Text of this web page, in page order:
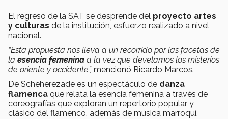
El regreso de la SAT se desprende del proyecto artes
y culturas de la institución, esfuerzo realizado a nivel
nacional.
“Esta propuesta nos lleva a un recorrido por las facetas de
la esencia femenina a la vez que develamos los misterios
de oriente y occidente”, mencionó Ricardo Marcos.
De Scheherezade es un espectáculo de danza
flamenca que relata la esencia femenina a través de
coreografías que exploran un repertorio popular y
clásico del flamenco, además de música marroquí.